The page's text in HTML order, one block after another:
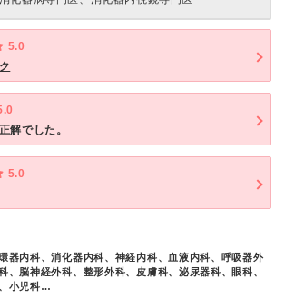
5.0
解でした。
5.0
器内科、消化器内科、神経内科、血液内科、呼吸器外
、脳神経外科、整形外科、皮膚科、泌尿器科、眼科、
小児科…